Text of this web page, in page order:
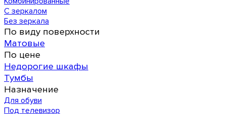
С зеркалом
Без зеркала
По виду поверхности
Матовые
По цене
Недорогие шкафы
Тумбы
Назначение
Для обуви
Под телевизор